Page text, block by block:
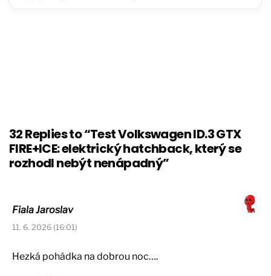
32 Replies to “Test Volkswagen ID.3 GTX
FIRE+ICE: elektrický hatchback, který se
rozhodl nebýt nenápadný”
Fiala Jaroslav
11. 6. 2026 (16:01)
Hezká pohádka na dobrou noc….